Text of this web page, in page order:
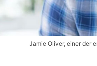
Jamie Oliver, einer der